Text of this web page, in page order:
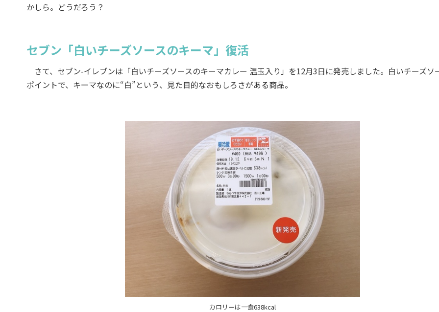
かしら。どうだろう？
セブン「白いチーズソースのキーマ」復活
さて、セブン-イレブンは「白いチーズソースのキーマカレー 温玉入り」を12月3日に発売しました。白いチーズソ
ポイントで、キーマなのに“白”という、見た目的なおもしろさがある商品。
カロリーは一食638kcal